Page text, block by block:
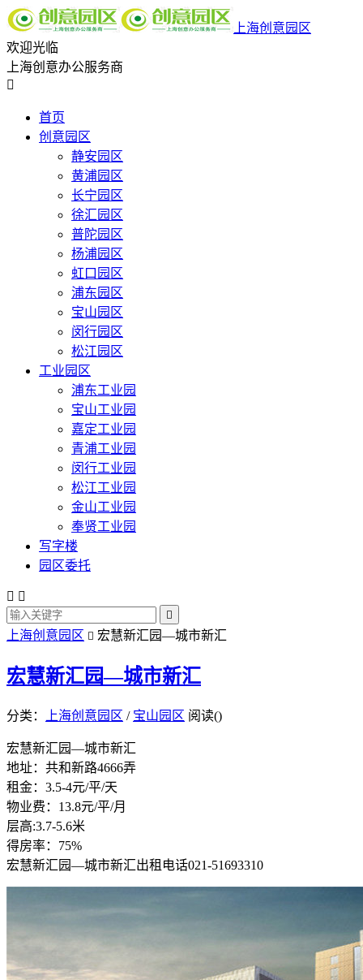
上海创意园区
欢迎光临
上海创意办公服务商

首页
创意园区
静安园区
黄浦园区
长宁园区
徐汇园区
普陀园区
杨浦园区
虹口园区
浦东园区
宝山园区
闵行园区
松江园区
工业园区
浦东工业园
宝山工业园
嘉定工业园
青浦工业园
闵行工业园
松江工业园
金山工业园
奉贤工业园
写字楼
园区委托
 

上海创意园区  宏慧新汇园—城市新汇
宏慧新汇园—城市新汇
分类： 上海创意园区 / 宝山园区 阅读()
宏慧新汇园—城市新汇
地址：共和新路4666弄
租金：3.5-4元/平/天
物业费：13.8元/平/月
层高:3.7-5.6米
得房率：75%
宏慧新汇园—城市新汇出租电话021-51693310